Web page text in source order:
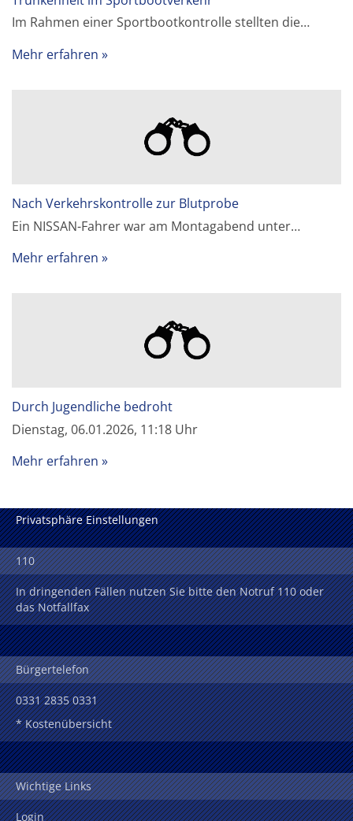
Im Rahmen einer Sportbootkontrolle stellten die…
Mehr erfahren
Nach Verkehrskontrolle zur Blutprobe
Ein NISSAN-Fahrer war am Montagabend unter…
Mehr erfahren
Durch Jugendliche bedroht
Dienstag, 06.01.2026, 11:18 Uhr
Mehr erfahren
Privatsphäre Einstellungen
110
In dringenden Fällen nutzen Sie bitte den Notruf 110 oder
das Notfallfax
Bürgertelefon
0331 2835 0331
* Kostenübersicht
Wichtige Links
Login